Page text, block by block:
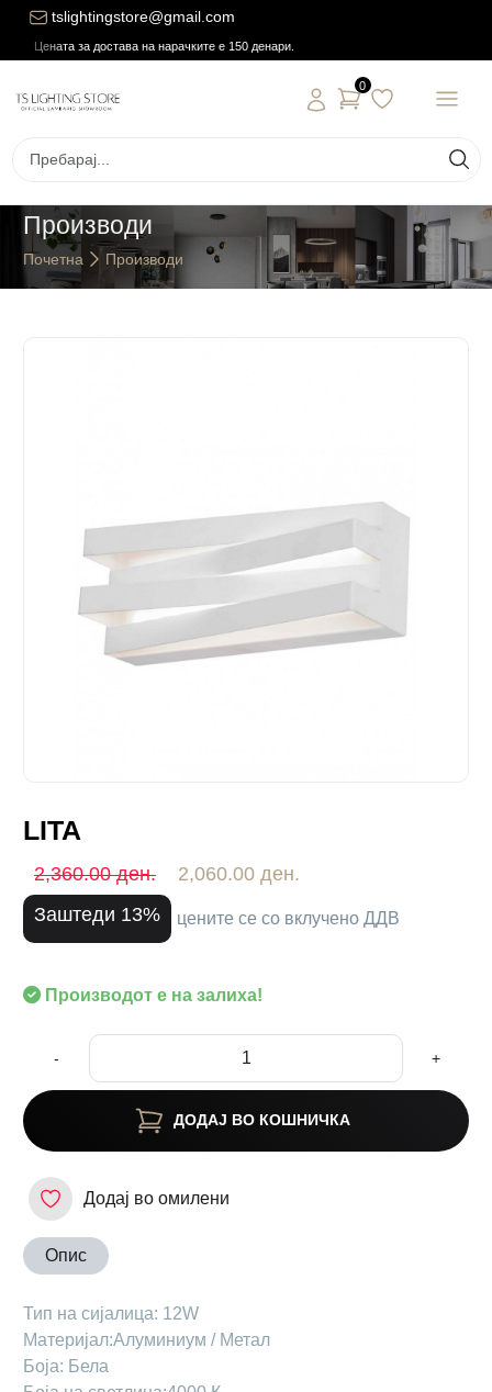
tslightingstore@gmail.com
Цената за достава на нарачките е 150 денари.
0
Производи
Почетна Производи
LITA
2,360.00 ден.
2,060.00 ден.
Заштеди 13%
цените се со вклучено ДДВ
Производот е на залиха!
- +
ДОДАЈ ВО КОШНИЧКА
Додај во омилени
Опис
Тип на сијалица: 12W
Материјал:Aлуминиум / Метал
Боја: Бела